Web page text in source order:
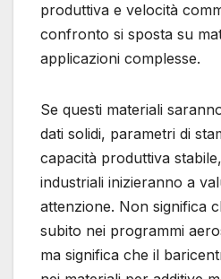
produttiva e velocità
confronto si sposta su
applicazioni complesse.
Se questi materiali
dati solidi, parametri di
capacità produttiva
industriali inizieranno a
attenzione. Non significa
subito nei programmi
ma significa che il